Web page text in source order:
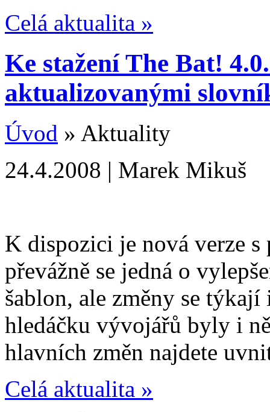
Celá aktualita »
Ke stažení The Bat!
aktualizovanými
Úvod » Aktuality
24.4.2008 | Marek Mikuš
K dispozici je nová verze
převážně se jedná o
šablon, ale změny se
hledáčku vývojářů byly i
hlavních změn najdete
Celá aktualita »